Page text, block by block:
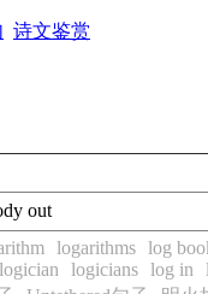
诗文鉴赏
out
logarithms log
logician logicians log in